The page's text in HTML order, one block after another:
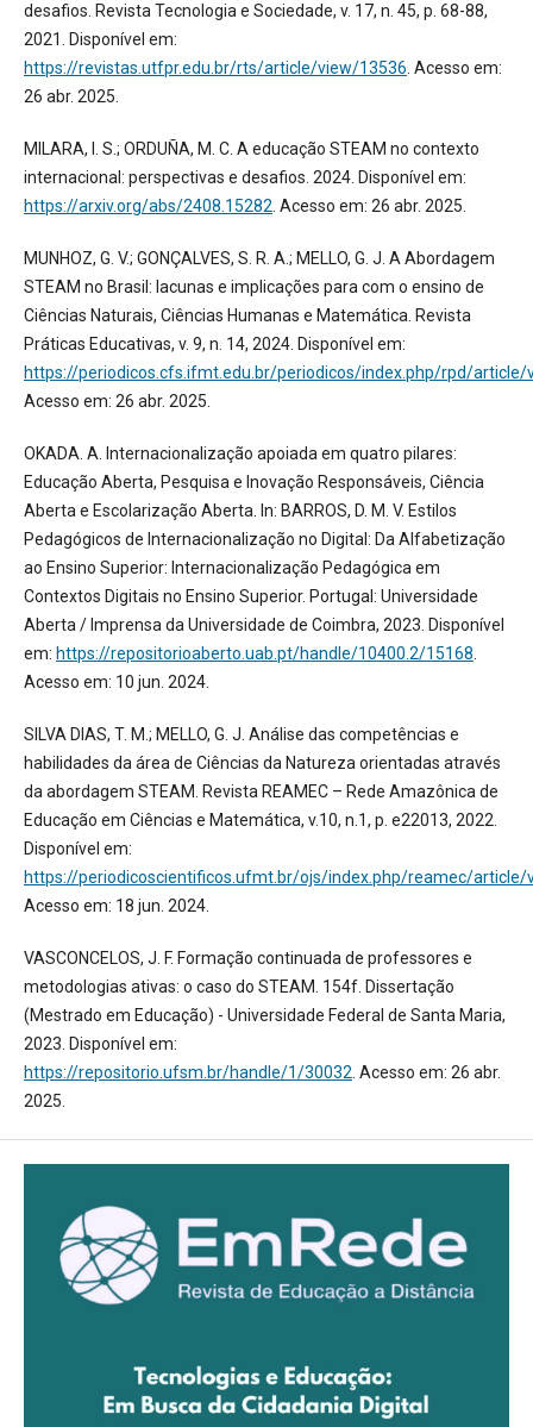
desafios. Revista Tecnologia e Sociedade, v. 17, n. 45, p. 68-88,
2021. Disponível em:
https://revistas.utfpr.edu.br/rts/article/view/13536. Acesso em:
26 abr. 2025.
MILARA, I. S.; ORDUÑA, M. C. A educação STEAM no contexto
internacional: perspectivas e desafios. 2024. Disponível em:
https://arxiv.org/abs/2408.15282. Acesso em: 26 abr. 2025.
MUNHOZ, G. V.; GONÇALVES, S. R. A.; MELLO, G. J. A Abordagem
STEAM no Brasil: lacunas e implicações para com o ensino de
Ciências Naturais, Ciências Humanas e Matemática. Revista
Práticas Educativas, v. 9, n. 14, 2024. Disponível em:
https://periodicos.cfs.ifmt.edu.br/periodicos/index.php/rpd/article/
Acesso em: 26 abr. 2025.
OKADA. A. Internacionalização apoiada em quatro pilares:
Educação Aberta, Pesquisa e Inovação Responsáveis, Ciência
Aberta e Escolarização Aberta. In: BARROS, D. M. V. Estilos
Pedagógicos de Internacionalização no Digital: Da Alfabetização
ao Ensino Superior: Internacionalização Pedagógica em
Contextos Digitais no Ensino Superior. Portugal: Universidade
Aberta / Imprensa da Universidade de Coimbra, 2023. Disponível
em: https://repositorioaberto.uab.pt/handle/10400.2/15168.
Acesso em: 10 jun. 2024.
SILVA DIAS, T. M.; MELLO, G. J. Análise das competências e
habilidades da área de Ciências da Natureza orientadas através
da abordagem STEAM. Revista REAMEC – Rede Amazônica de
Educação em Ciências e Matemática, v.10, n.1, p. e22013, 2022.
Disponível em:
https://periodicoscientificos.ufmt.br/ojs/index.php/reamec/article/
Acesso em: 18 jun. 2024.
VASCONCELOS, J. F. Formação continuada de professores e
metodologias ativas: o caso do STEAM. 154f. Dissertação
(Mestrado em Educação) - Universidade Federal de Santa Maria,
2023. Disponível em:
https://repositorio.ufsm.br/handle/1/30032. Acesso em: 26 abr.
2025.